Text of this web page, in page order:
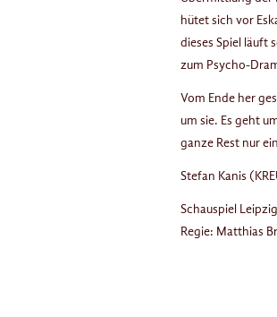
hütet sich vor
dieses Spiel läuft
zum Psycho-
Vom Ende her
um sie. Es geht
ganze Rest nur
Stefan Kanis
Schauspiel
Regie: Matthias